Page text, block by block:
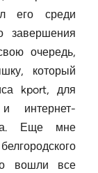
его среди
завершения
очередь,
который
kport, для
интернет-
Еще мне
вошли все